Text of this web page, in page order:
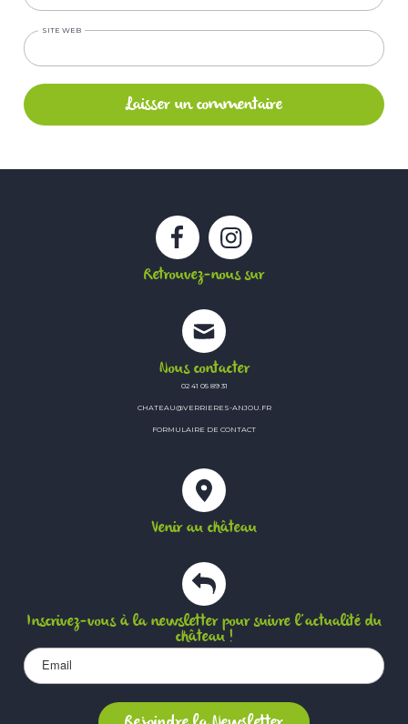
SITE WEB
Retrouvez-nous sur
FacebookInstagram
Nous contacter
02 41 05 89 31
CHATEAU@VERRIERES-ANJOU.FR
FORMULAIRE DE CONTACT
Venir au château
Inscrivez-vous à la newsletter pour suivre l’actualité du
château !